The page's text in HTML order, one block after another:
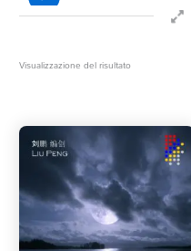
Clarinetto basso
Composizioni originali
Natale
QR base
QR esecuzione
Trascrizioni e
Visualizzazione del risultato